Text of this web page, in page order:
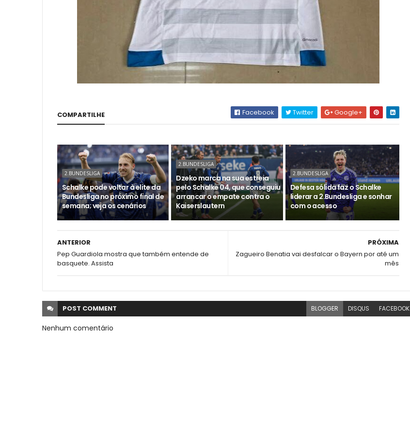
COMPARTILHE Facebook Twitter Google+
2.BUNDESLIGA
Schalke pode voltar à elite da
Bundesliga no próximo final de
semana; veja os cenários
2.BUNDESLIGA
Dzeko marca na sua estreia
pelo Schalke 04, que conseguiu
arrancar o empate contra o
Kaiserslautern
2.BUNDESLIGA
Defesa sólida faz o Schalke
liderar a 2.Bundesliga e sonhar
com o acesso
PRÓXIMA
Zagueiro Benatia vai desfalcar o Bayern por até um
mês
ANTERIOR
Pep Guardiola mostra que também entende de
basquete. Assista
POST COMMENT BLOGGER DISQUS FACEBOOK
Nenhum comentário